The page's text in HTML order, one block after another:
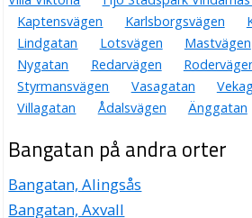
Kaptensvägen
Karlsborgsvägen
Lindgatan
Lotsvägen Mastvägen
Nygatan
Redarvägen
Styrmansvägen
Vasagatan
Villagatan
Ådalsvägen Änggatan
Bangatan på andra orter
Bangatan, Alingsås
Bangatan, Axvall